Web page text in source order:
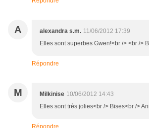
A alexandra s.m. 11/06/2012 17:39
Elles sont superbes Gwen!<br /> <br />
Répondre
M Milkinise 10/06/2012 14:43
Elles sont très jolies<br /> Bises<br />
Répondre